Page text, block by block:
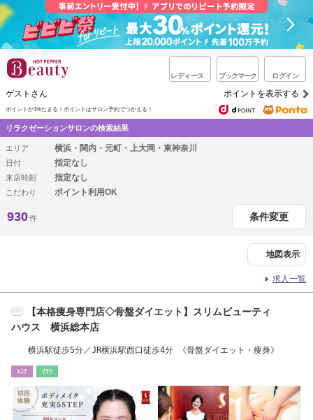
レディース ブックマーク ログイン
ゲストさん ポイントを表示する
ポイントが1%たまる！ ポイントはサロン予約でつかえる！
リラクゼーションサロンの検索結果
エリア 横浜・関内・元町・上大岡・東神奈川
日付 指定なし
来店時刻 指定なし
こだわり ポイント利用OK
930件 条件変更
地図表示
求人一覧
PR
【本格痩身専門店◇骨盤ダイエット】スリムビューティ
ハウス 横浜総本店
横浜駅徒歩5分／JR横浜駅西口徒歩4分 《骨盤ダイエット・痩身》
ｴｽﾃ ﾘﾗｸ